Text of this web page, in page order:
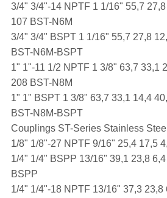
3/4" 3/4"-14 NPTF 1 1/16" 55,7
107 BST-N6M
3/4" 3/4" BSPT 1 1/16" 55,7 27,8
BST-N6M-BSPT
1" 1"-11 1/2 NPTF 1 3/8" 63,7 33,1
208 BST-N8M
1" 1" BSPT 1 3/8" 63,7 33,1 14,4
BST-N8M-BSPT
Couplings ST-Series Stainless Steel
1/8" 1/8"-27 NPTF 9/16" 25,4 17,5
1/4" 1/4" BSPP 13/16" 39,1 23,8
BSPP
1/4" 1/4"-18 NPTF 13/16" 37,3 23,8